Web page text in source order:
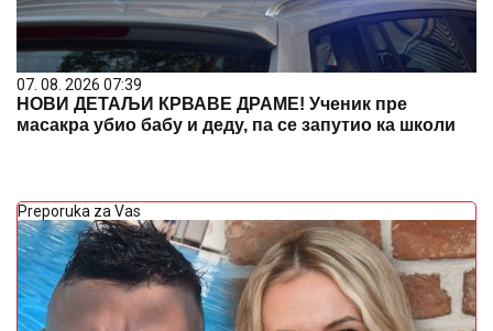
07. 08. 2026 07:39
НОВИ ДЕТАЉИ КРВАВЕ ДРАМЕ! Ученик пре
масакра убио бабу и деду, па се запутио ка школи
Preporuka za Vas